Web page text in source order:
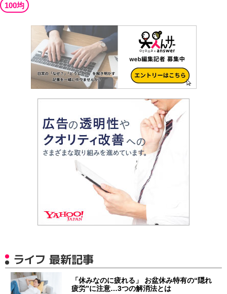
100均
ライフ 最新記事
「休みなのに疲れる」 お盆休み特有の“隠れ
疲労”に注意…3つの解消法とは